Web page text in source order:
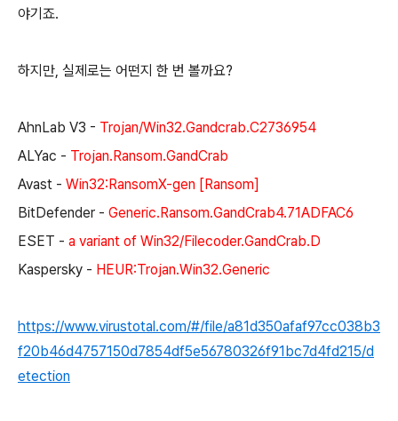
야기죠.
하지만, 실제로는 어떤지 한 번 볼까요?
AhnLab V3 - Trojan/Win32.Gandcrab.C2736954
ALYac - Trojan.Ransom.GandCrab
Avast - Win32:RansomX-gen [Ransom]
BitDefender - Generic.Ransom.GandCrab4.71ADFAC6
ESET - a variant of Win32/Filecoder.GandCrab.D
Kaspersky - HEUR:Trojan.Win32.Generic
https://www.virustotal.com/#/file/a81d350afaf97cc038b3
f20b46d4757150d7854df5e56780326f91bc7d4fd215/d
etection